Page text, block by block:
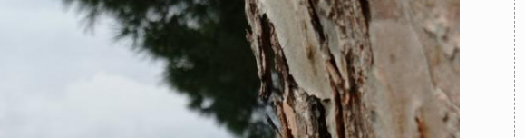
TEAM
COMITATO SCIENTIFICO AUTORI CURATORI FOTOGRAFI